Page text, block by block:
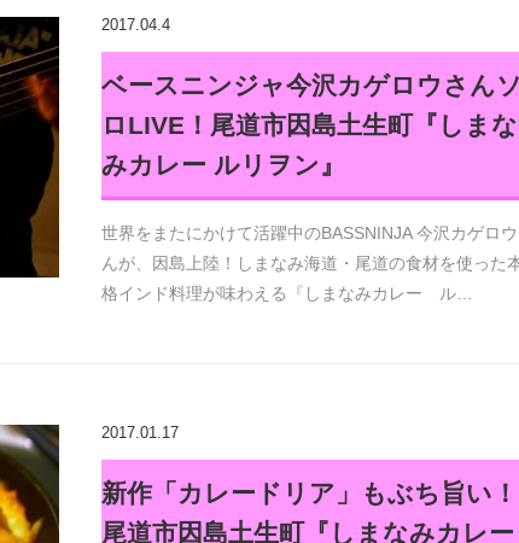
2017.04.4
ベースニンジャ今沢カゲロウさんソ
ロLIVE！尾道市因島土生町『しまな
みカレー ルリヲン』
世界をまたにかけて活躍中のBASSNINJA 今沢カゲロウ
んが、因島上陸！しまなみ海道・尾道の食材を使った
格インド料理が味わえる『しまなみカレー ル…
2017.01.17
新作「カレードリア」もぶち旨い！
尾道市因島土生町『しまなみカレー